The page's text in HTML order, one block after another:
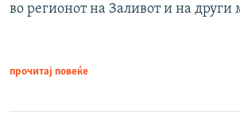
во регионот на Заливот и на други
прочитај повеќе